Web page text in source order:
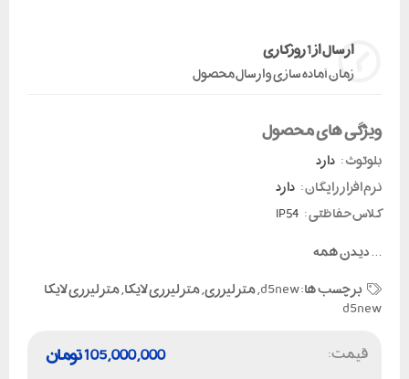
ارسال از 1 روز کاری
زمان آماده سازی و ارسال محصول
ویژگی های محصول
بلوتوث : دارد
نرم افزار رایگان : دارد
کلاس حفاظتی :
...دیدن همه
برچسب ها:d5new
,متر لیزری,متر لیزری لایکا,متر لیزری لایکا
d5new
قیمت:
تومان105,000,000